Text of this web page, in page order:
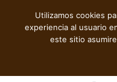
Rock, folk e indie: cuatro
Utilizamos cookies
experiencia al usuario
este sitio